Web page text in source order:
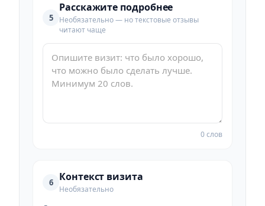
5
Расскажите подробнее
Необязательно — но текстовые отзывы
читают чаще
0 слов
6 Контекст визита
Необязательно